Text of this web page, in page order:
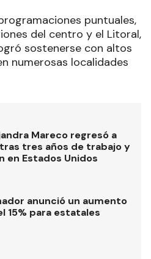
puntuales,
del centro y el Litoral,
sostenerse con altos
numerosas localidades
Mareco regresó a
tres años de trabajo y
en Estados Unidos
anunció un aumento
15% para estatales